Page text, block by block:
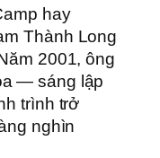
hay
Thành Long
2001, ông
— sáng lập
trình trở
nghìn